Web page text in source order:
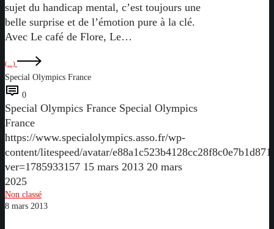
sujet du handicap mental, c’est toujours une
belle surprise et de l’émotion pure à la clé.
Avec Le café de Flore, Le…
(...)
Special Olympics France
0
Special Olympics France Special Olympics
France
https://www.specialolympics.asso.fr/wp-
content/litespeed/avatar/
ver=1785933157 15 mars 2013 20 mars
2025
Triathlon
chez
Non classé
8 mars 2013